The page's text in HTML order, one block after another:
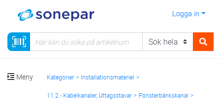
Logga in
Meny Kategorier Installationsmateriel
11.2 - Kabelkanaler, Uttagsstavar Fönsterbänkskanal